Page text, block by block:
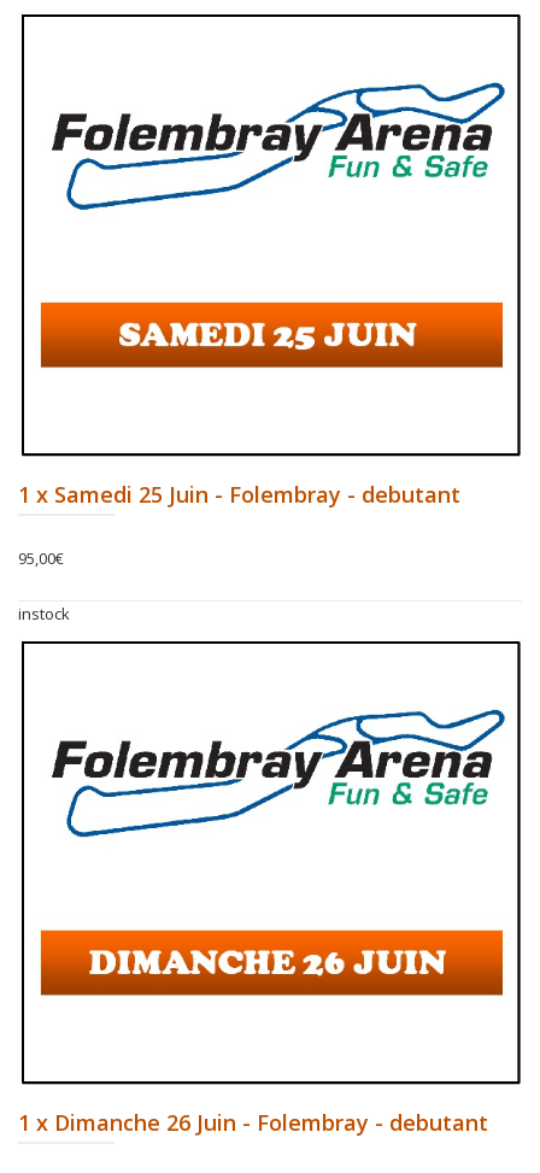
1 x Samedi 25 Juin - Folembray - debutant
95,00€
instock
1 x Dimanche 26 Juin - Folembray - debutant